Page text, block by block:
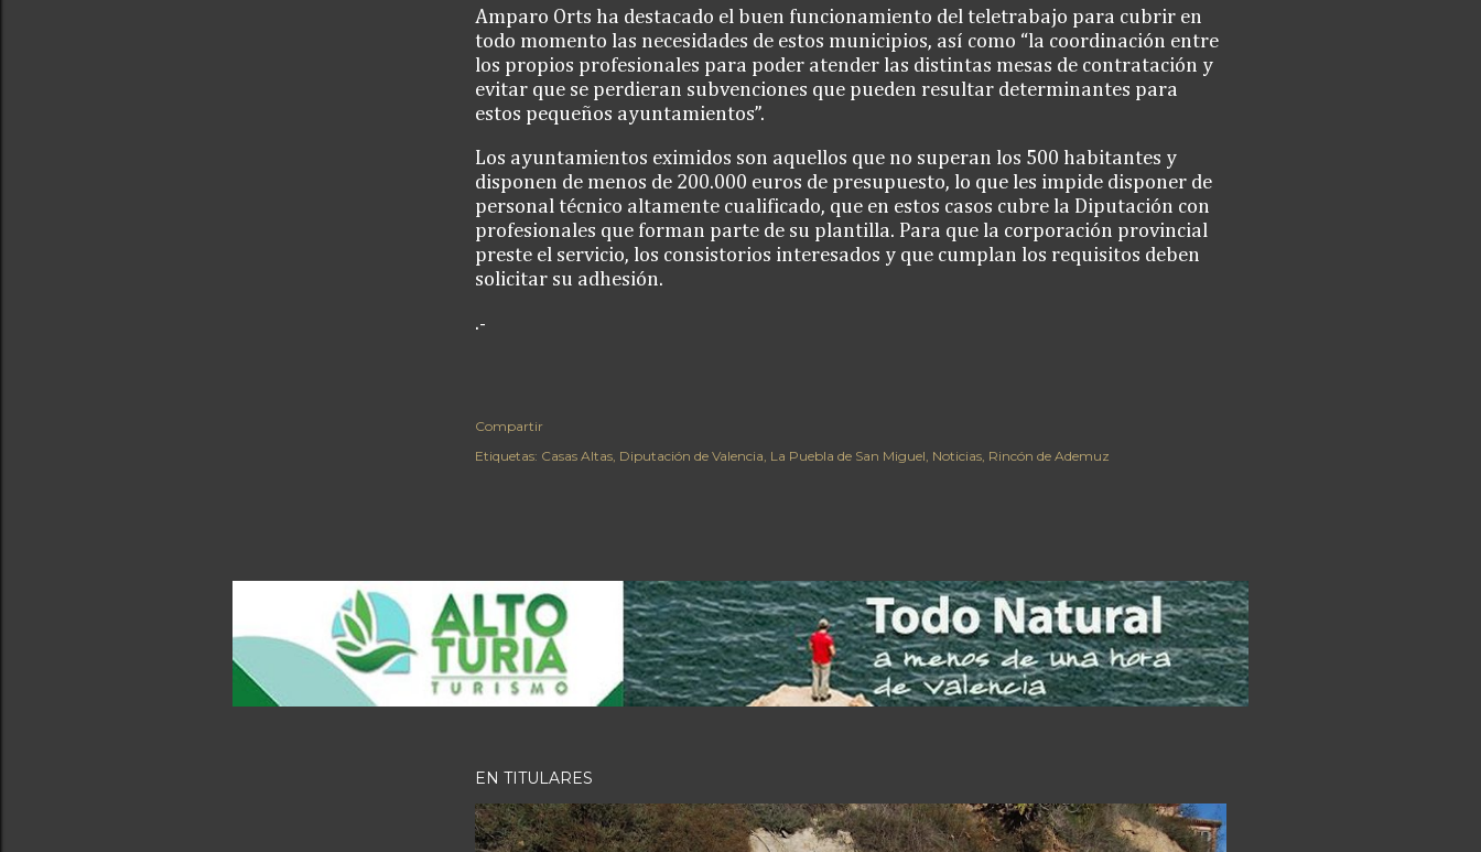
Amparo Orts ha destacado el buen funcionamiento del teletrabajo para cubrir en
todo momento las necesidades de estos municipios, así como “la coordinación entre
los propios profesionales para poder atender las distintas mesas de contratación y
evitar que se perdieran subvenciones que pueden resultar determinantes para
estos pequeños ayuntamientos”.
Los ayuntamientos eximidos son aquellos que no superan los 500 habitantes y
disponen de menos de 200.000 euros de presupuesto, lo que les impide disponer de
personal técnico altamente cualificado, que en estos casos cubre la Diputación con
profesionales que forman parte de su plantilla. Para que la corporación provincial
preste el servicio, los consistorios interesados y que cumplan los requisitos deben
solicitar su adhesión.
.-
Compartir
Etiquetas: Casas Altas Diputación de Valencia La Puebla de San Miguel Noticias Rincón de Ademuz
EN TITULARES